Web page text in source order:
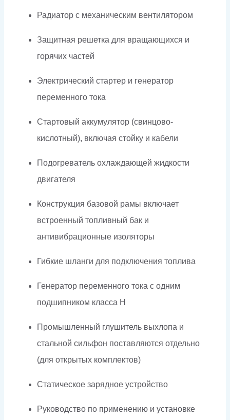
Радиатор с механическим вентилятором
Защитная решетка для вращающихся и
горячих частей
Электрический стартер и генератор
переменного тока
Стартовый аккумулятор (свинцово-
кислотный), включая стойку и кабели
Подогреватель охлаждающей жидкости
двигателя
Конструкция базовой рамы включает
встроенный топливный бак и
антивибрационные изоляторы
Гибкие шланги для подключения топлива
Генератор переменного тока с одним
подшипником класса H
Промышленный глушитель выхлопа и
стальной сильфон поставляются отдельно
(для открытых комплектов)
Статическое зарядное устройство
Руководство по применению и установке